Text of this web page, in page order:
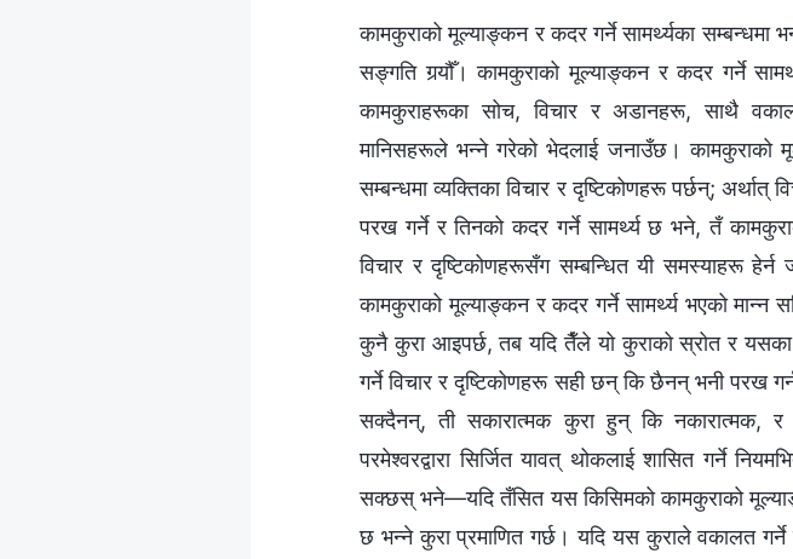
कामकुराको मूल्याङ्कन र कदर गर्ने सामर्थ्यका सम्बन्धमा
सङ्गति गर्‍यौँ। कामकुराको मूल्याङ्कन र कदर गर्ने
कामकुराहरूका सोच, विचार र अडानहरू, साथै
मानिसहरूले भन्‍ने गरेको भेदलाई जनाउँछ। कामकुराको
सम्बन्धमा व्यक्तिका विचार र दृष्टिकोणहरू पर्छन्; अर्थात्
परख गर्ने र तिनको कदर गर्ने सामर्थ्य छ भने, तँ
विचार र दृष्टिकोणहरूसँग सम्बन्धित यी समस्याहरू
कामकुराको मूल्याङ्कन र कदर गर्ने सामर्थ्य भएको
कुनै कुरा आइपर्छ, तब यदि तैँले यो कुराको स्रोत र
गर्ने विचार र दृष्टिकोणहरू सही छन् कि छैनन् भनी परख
सक्दैनन्, ती सकारात्मक कुरा हुन् कि नकारात्मक, र
परमेश्‍वरद्वारा सिर्जित यावत् थोकलाई शासित गर्ने
सक्छस् भने—यदि तँसित यस किसिमको कामकुराको
छ भन्‍ने कुरा प्रमाणित गर्छ। यदि यस कुराले वकालत गर्ने